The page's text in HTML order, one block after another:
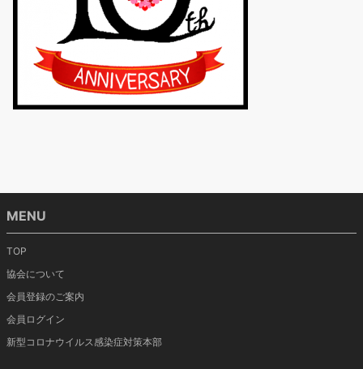
MENU
TOP
協会について
会員登録のご案内
会員ログイン
新型コロナウイルス感染症対策本部